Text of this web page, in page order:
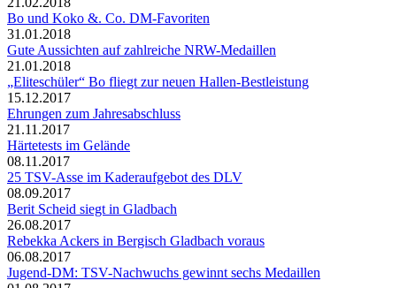
Bo und Koko &. Co. DM-Favoriten
31.01.2018
Gute Aussichten auf zahlreiche NRW-Medaillen
21.01.2018
„Eliteschüler“ Bo fliegt zur neuen Hallen-Bestleistung
15.12.2017
Ehrungen zum Jahresabschluss
21.11.2017
Härtetests im Gelände
08.11.2017
25 TSV-Asse im Kaderaufgebot des DLV
08.09.2017
Berit Scheid siegt in Gladbach
26.08.2017
Rebekka Ackers in Bergisch Gladbach voraus
06.08.2017
Jugend-DM: TSV-Nachwuchs gewinnt sechs Medaillen